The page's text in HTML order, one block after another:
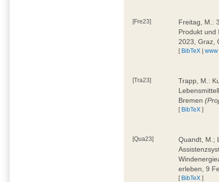
[Fre23]
Freitag, M.:
Produkt und
2023, Graz,
[ BibTeX |www
[Tra23]
Trapp, M.:
Bremen
[ BibTeX ]
[Qua23]
Quandt, M.;
erleben, 9
[ BibTeX ]